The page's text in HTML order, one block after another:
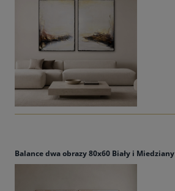
Balance dwa obrazy 80x60 Biały i Miedziany